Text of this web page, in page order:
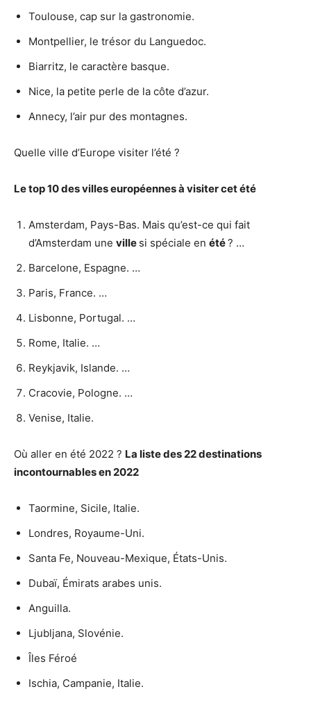
Toulouse, cap sur la gastronomie.
Montpellier, le trésor du Languedoc.
Biarritz, le caractère basque.
Nice, la petite perle de la côte d’azur.
Annecy, l’air pur des montagnes.
Quelle ville d’Europe visiter l’été ?
Le top 10 desvilleseuropéennes à visitercetété
Amsterdam, Pays-Bas. Mais qu’est-ce qui fait
d’Amsterdam une ville si spéciale en été? …
Barcelone, Espagne. …
Paris, France. …
Lisbonne, Portugal. …
Rome, Italie. …
Reykjavik, Islande. …
Cracovie, Pologne. …
Venise, Italie.
Où aller en été 2022 ? La liste des 22 destinations
incontournables en2022
Taormine, Sicile, Italie.
Londres, Royaume-Uni.
Santa Fe, Nouveau-Mexique, États-Unis.
Dubaï, Émirats arabes unis.
Anguilla.
Ljubljana, Slovénie.
Îles Féroé
Ischia, Campanie, Italie.